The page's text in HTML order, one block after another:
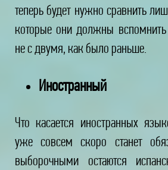
теперь будет нужно сравнить
которые они должны вспомнить
не с двумя, как было раньше.
Иностранный
Что касается иностранных
уже совсем скоро станет
выборочными остаются